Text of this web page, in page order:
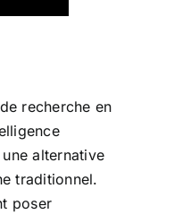
recherche en
alternative
traditionnel.
poser